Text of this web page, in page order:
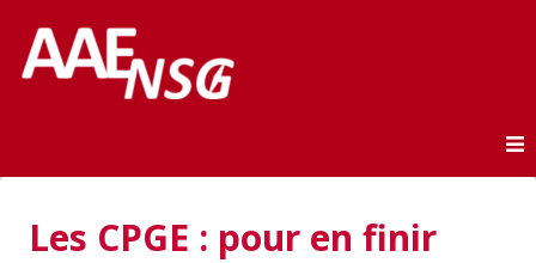
AAE-ENSG
Les CPGE : pour en finir